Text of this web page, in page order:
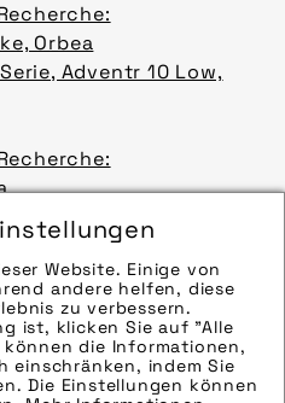
Website. Einige von
andere helfen, diese
zu verbessern.
ist, klicken Sie auf "Alle
die Informationen,
einschränken, indem Sie
Die Einstellungen können
Orbea
Adventr 10 Low,
Kemen
Adventr 10 Low
9 / 65